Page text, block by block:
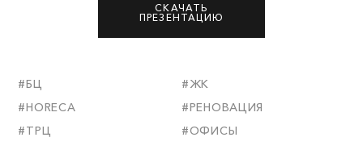
СКАЧАТЬ
ПРЕЗЕНТАЦИЮ
#БЦ
#ЖК
#HORECA
#РЕНОВАЦИЯ
#ТРЦ
#ОФИСЫ